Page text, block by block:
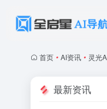
首页 • AI资讯 • 灵光
最新资讯